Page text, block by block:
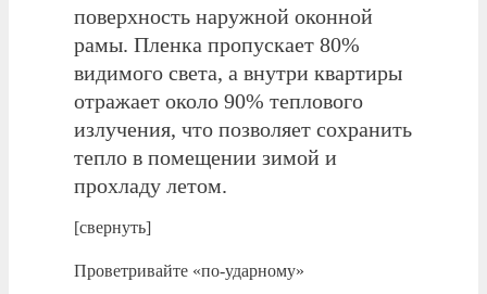
поверхность наружной оконной
рамы. Пленка пропускает 80%
видимого света, а внутри квартиры
отражает около 90% теплового
излучения, что позволяет сохранить
тепло в помещении зимой и
прохладу летом.
[свернуть]
Проветривайте «по-ударному»